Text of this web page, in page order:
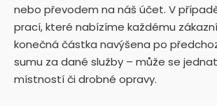
nebo převodem na náš účet. V
prací, které nabízíme každému
konečná částka navýšena po
sumu za dané služby – může se
místností či drobné opravy.